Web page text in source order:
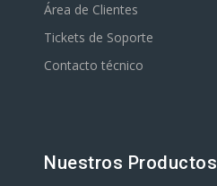
Área de Clientes
Tickets de Soporte
Contacto técnico
Nuestros Productos